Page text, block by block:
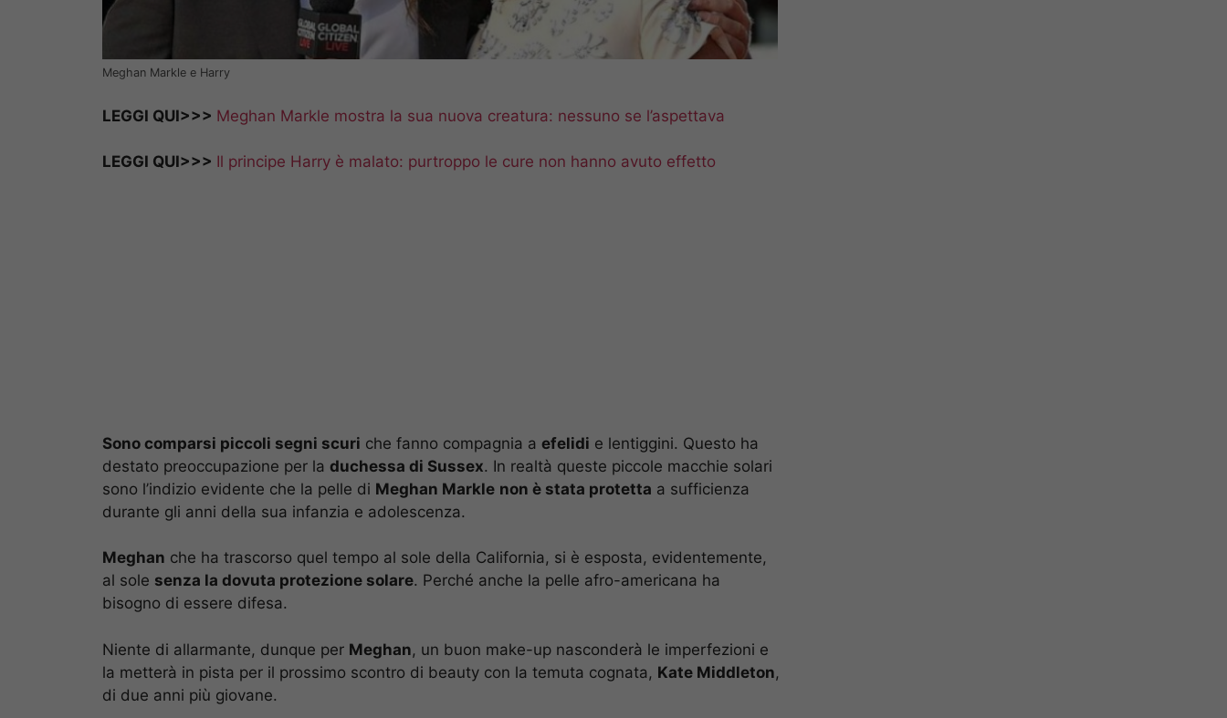
Meghan Markle e Harry
LEGGI QUI>>> Meghan Markle mostra la sua nuova creatura: nessuno se l’aspettava
LEGGI QUI>>> Il principe Harry è malato: purtroppo le cure non hanno avuto effetto
Sono comparsi piccoli segni scuri che fanno compagnia a efelidi e lentiggini. Questo ha
destato preoccupazione per la duchessa di Sussex. In realtà queste piccole macchie solari
sono l’indizio evidente che la pelle di Meghan Markle non è stata protetta a sufficienza
durante gli anni della sua infanzia e adolescenza.
Meghan che ha trascorso quel tempo al sole della California, si è esposta, evidentemente,
al sole senza la dovuta protezione solare. Perché anche la pelle afro-americana ha
bisogno di essere difesa.
Niente di allarmante, dunque per Meghan, un buon make-up nasconderà le imperfezioni e
la metterà in pista per il prossimo scontro di beauty con la temuta cognata, Kate Middleton,
di due anni più giovane.